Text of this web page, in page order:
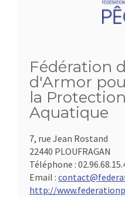
Fédération
d'Armor
la
Aquatique
7, rue Jean Rostand
22440 PLOUFRAGAN
Téléphone :
Email :
http://